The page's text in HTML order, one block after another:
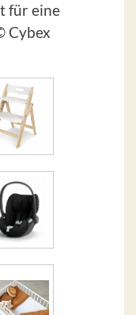
für eine
Cybex